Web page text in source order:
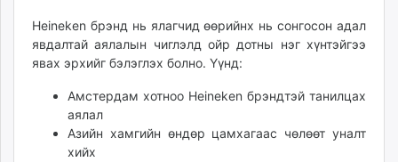
times.mn
tvmongolia.mn
mass.mn
unegui.mn
toim.mn
Heineken брэнд нь ялагчид өөрийнх нь сонгосон адал
явдалтай аялалын чиглэлд ойр дотны нэг хүнтэйгээ
явах эрхийг бэлэглэх болно. Үүнд:
Амстердам хотноо Heineken брэндтэй танилцах
аялал
Азийн хамгийн өндөр цамхагаас чөлөөт уналт
хийх